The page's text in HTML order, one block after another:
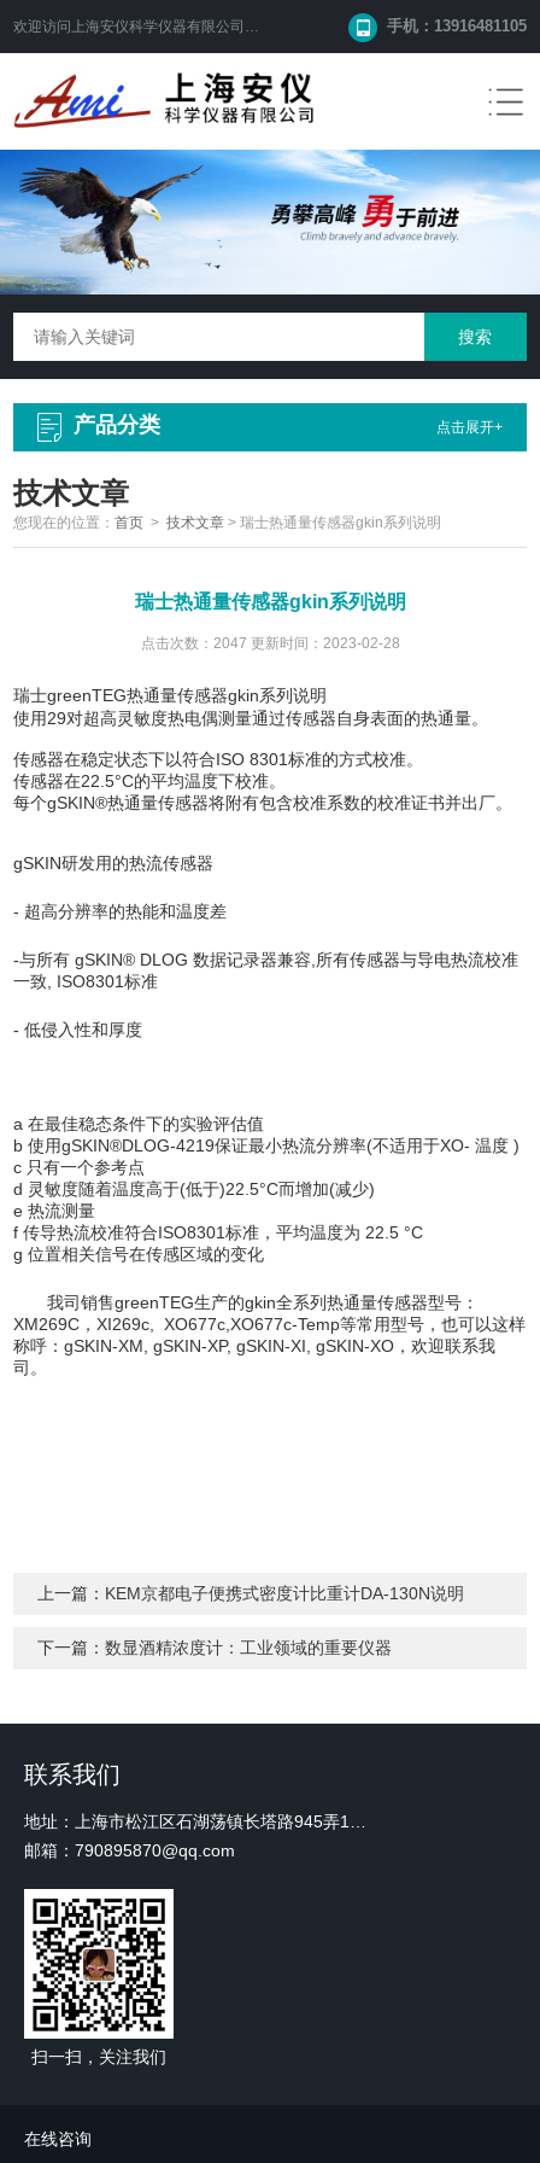
欢迎访问 上海安仪科学仪器有限公司 网站！ 手机：13916481105
产品分类 点击展开+
技术文章
您现在的位置：首页 >技术文章 >瑞士热通量传感器gkin系列说明
瑞士热通量传感器gkin系列说明
点击次数：2047 更新时间：2023-02-28
瑞士greenTEG热通量传感器gkin系列说明
使用29对超高灵敏度热电偶测量通过传感器自身表面的热通量。
传感器在稳定状态下以符合ISO 8301标准的方式校准。
传感器在22.5°C的平均温度下校准。
每个gSKIN®热通量传感器将附有包含校准系数的校准证书并出厂。
gSKIN研发用的热流传感器
- 超高分辨率的热能和温度差
-与所有 gSKIN® DLOG 数据记录器兼容,所有传感器与导电热流校准
一致, ISO8301标准
- 低侵入性和厚度
a 在最佳稳态条件下的实验评估值
b 使用gSKIN®DLOG-4219保证最小热流分辨率(不适用于XO- 温度 )
c 只有一个参考点
d 灵敏度随着温度高于(低于)22.5°C而增加(减少)
e 热流测量
f 传导热流校准符合ISO8301标准，平均温度为 22.5 °C
g 位置相关信号在传感区域的变化
我司销售greenTEG生产的gkin全系列热通量传感器型号：
XM269C，XI269c, XO677c,XO677c-Temp等常用型号，也可以这样
称呼：gSKIN-XM, gSKIN-XP, gSKIN-XI, gSKIN-XO，欢迎联系我
司。
上一篇： KEM京都电子便携式密度计比重计DA-130N说明
下一篇：数显酒精浓度计：工业领域的重要仪器
联系我们
邮箱：790895870@qq.com
扫一扫，关注我们
在线咨询